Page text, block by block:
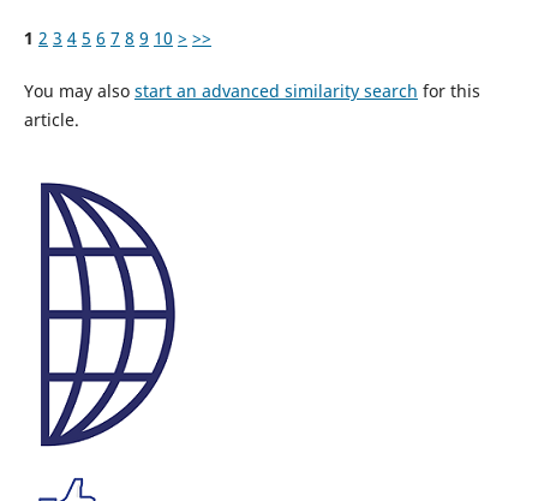
1 2 3 4 5 6 7 8 9 10 > >>
You may also start an advanced similarity search for this
article.